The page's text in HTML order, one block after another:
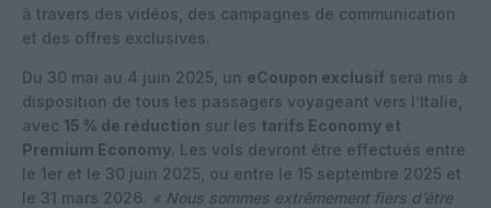
à travers des vidéos, des campagnes de communication
et des offres exclusives.
Du 30 mai au 4 juin 2025, un eCoupon exclusif sera mis à
disposition de tous les passagers voyageant vers l’Italie,
avec 15 % de réduction sur les tarifs Economy et
Premium Economy. Les vols devront être effectués entre
le 1er et le 30 juin 2025, ou entre le 15 septembre 2025 et
le 31 mars 2026. « Nous sommes extrêmement fiers d’être